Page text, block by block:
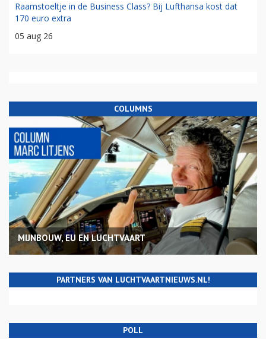
Raamstoeltje in de Business Class? Bij Lufthansa kost dat
170 euro extra
05 aug 26
COLUMNS
MIJNBOUW, EU EN LUCHTVAART
PARTNERS VAN LUCHTVAARTNIEUWS.NL!
POLL